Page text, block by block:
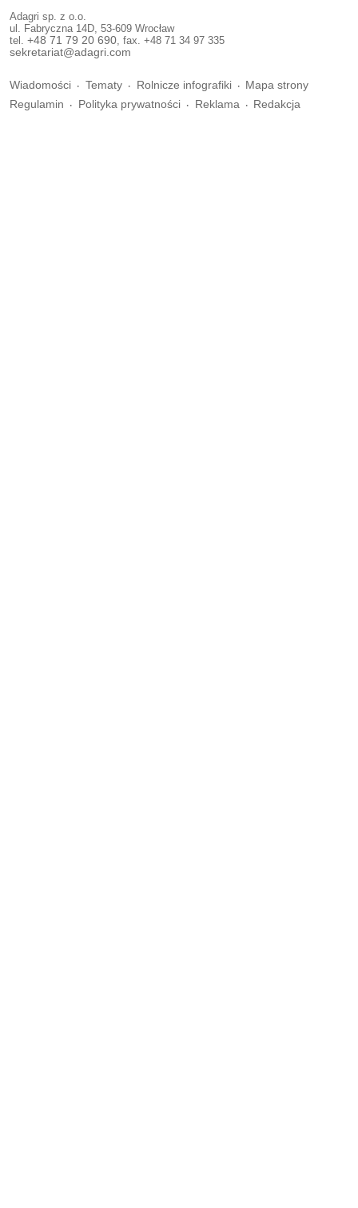
Adagri sp. z o.o.
ul. Fabryczna 14D, 53-609 Wrocław
tel. +48 71 79 20 690 , fax. +48 71 34 97 335
sekretariat@adagri.com
Wiadomości Tematy Rolnicze infografiki
Mapa strony
Regulamin
Polityka prywatności Reklama Redakcja